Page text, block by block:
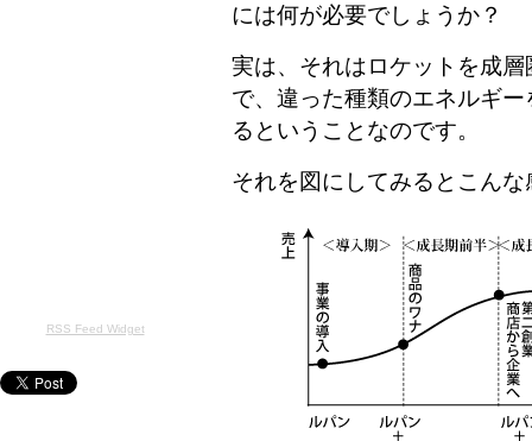
には何が必要でしょうか？
実は、それはロケットを成
で、違った種類のエネルギ
るということなのです。
それを図にしてみるとこん
RSS Feed Widget